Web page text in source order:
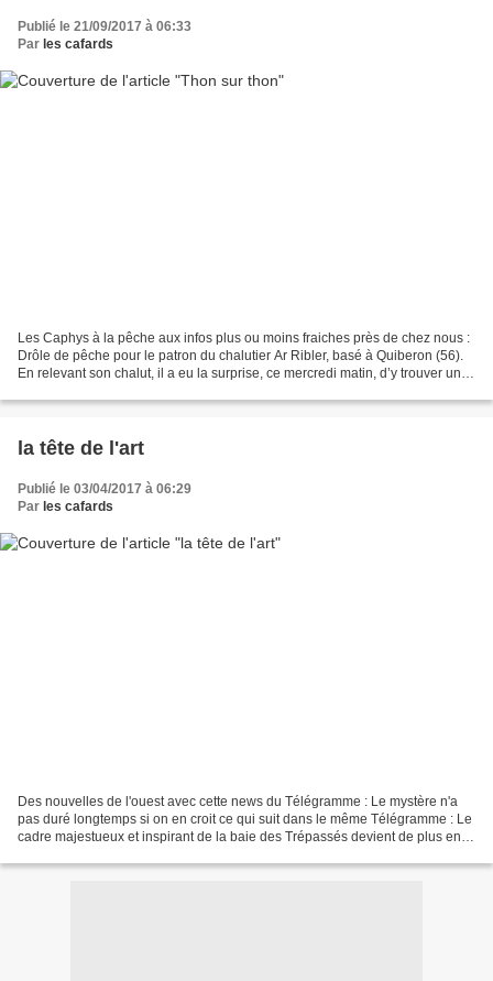
Publié le 21/09/2017 à 06:33
Par les cafards
Les Caphys à la pêche aux infos plus ou moins fraiches près de chez nous :
Drôle de pêche pour le patron du chalutier Ar Ribler, basé à Quiberon (56).
En relevant son chalut, il a eu la surprise, ce mercredi matin, d’y trouver un
la tête de l'art
Publié le 03/04/2017 à 06:29
Par les cafards
Des nouvelles de l'ouest avec cette news du Télégramme : Le mystère n'a
pas duré longtemps si on en croit ce qui suit dans le même Télégramme : Le
cadre majestueux et inspirant de la baie des Trépassés devient de plus en